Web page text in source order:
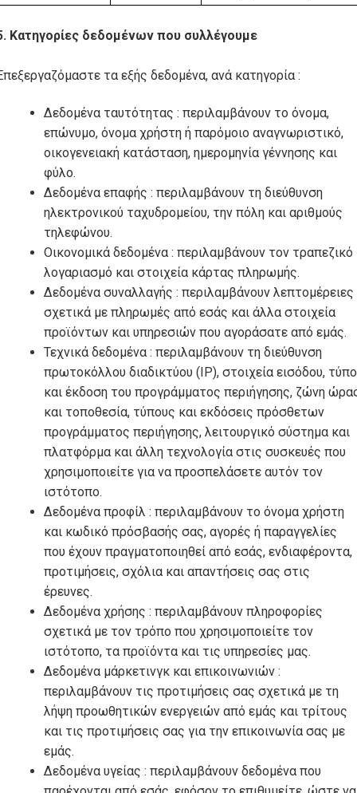
Κατηγορίες δεδομένων που συλλέγουμε
τα εξής δεδομένα, ανά κατηγορία :
Δεδομένα ταυτότητας : περιλαμβάνουν το όνομα,
επώνυμο, όνομα χρήστη ή παρόμοιο αναγνωριστικό,
οικογενειακή κατάσταση, ημερομηνία γέννησης και
φύλο.
Δεδομένα επαφής : περιλαμβάνουν τη διεύθυνση
ηλεκτρονικού ταχυδρομείου, την πόλη και αριθμούς
τηλεφώνου.
Οικονομικά δεδομένα : περιλαμβάνουν τον τραπεζικό
λογαριασμό και στοιχεία κάρτας πληρωμής.
Δεδομένα συναλλαγής : περιλαμβάνουν λεπτομέρειες
σχετικά με πληρωμές από εσάς και άλλα στοιχεία
προϊόντων και υπηρεσιών που αγοράσατε από εμάς.
Τεχνικά δεδομένα : περιλαμβάνουν τη διεύθυνση
πρωτοκόλλου διαδικτύου (IP), στοιχεία εισόδου, τύπο
και έκδοση του προγράμματος περιήγησης, ζώνη
και τοποθεσία, τύπους και εκδόσεις πρόσθετων
προγράμματος περιήγησης, λειτουργικό σύστημα και
πλατφόρμα και άλλη τεχνολογία στις συσκευές που
χρησιμοποιείτε για να προσπελάσετε αυτόν τον
ιστότοπο.
Δεδομένα προφίλ : περιλαμβάνουν το όνομα χρήστη
και κωδικό πρόσβασής σας, αγορές ή παραγγελίες
που έχουν πραγματοποιηθεί από εσάς, ενδιαφέροντα,
προτιμήσεις, σχόλια και απαντήσεις σας στις
έρευνες.
Δεδομένα χρήσης : περιλαμβάνουν πληροφορίες
σχετικά με τον τρόπο που χρησιμοποιείτε τον
ιστότοπο, τα προϊόντα και τις υπηρεσίες μας.
Δεδομένα μάρκετινγκ και επικοινωνιών :
περιλαμβάνουν τις προτιμήσεις σας σχετικά με τη
λήψη προωθητικών ενεργειών από εμάς και τρίτους
και τις προτιμήσεις σας για την επικοινωνία σας με
εμάς.
Δεδομένα υγείας : περιλαμβάνουν δεδομένα που